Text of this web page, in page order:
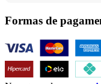
Formas de